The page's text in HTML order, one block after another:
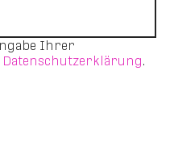
Ihrer
Datenschutzerklärung.